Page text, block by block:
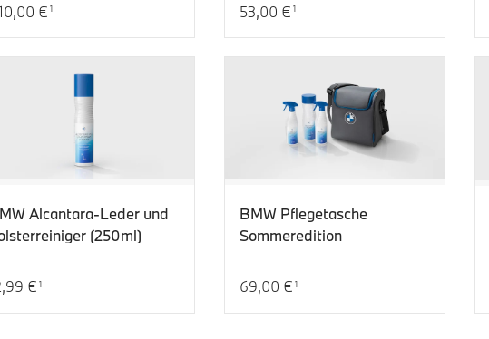
Preis: 810,00 €
€ 1
Aktueller Preis: 53,00 €
53,00 € 1
Alcantara-Leder und
(250ml)
Preis: 12,99 €
€ 1
BMW Pflegetasche
Sommeredition
Aktueller Preis: 69,00 €
69,00 € 1